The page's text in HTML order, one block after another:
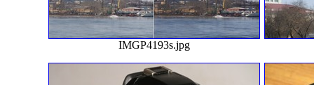
IMGP4193s.jpg